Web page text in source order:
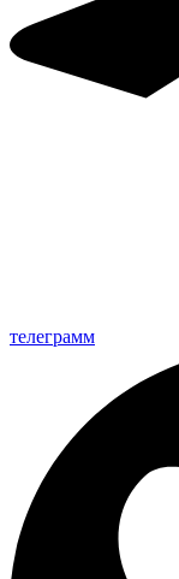
телеграмм